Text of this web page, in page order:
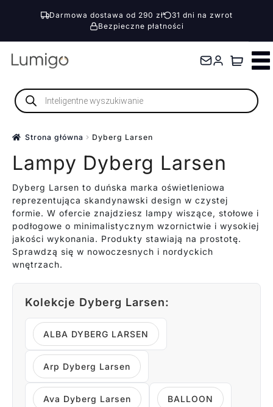
Darmowa dostawa od 290 zł
31 dni na zwrot
Bezpieczne płatności
Przejdź
nawigacji
Przejdź
treściWyszukiwarka
produktów
Strona główna Dyberg Larsen
Lampy Dyberg Larsen
Dyberg Larsen to duńska marka oświetleniowa
reprezentująca skandynawski design w czystej
formie. W ofercie znajdziesz lampy wiszące, stołowe i
podłogowe o minimalistycznym wzornictwie i wysokiej
jakości wykonania. Produkty stawiają na prostotę.
Sprawdzą się w nowoczesnych i nordyckich
wnętrzach.
Kolekcje Dyberg Larsen:
ALBA DYBERG LARSEN
Arp Dyberg Larsen
Ava Dyberg Larsen BALLOON